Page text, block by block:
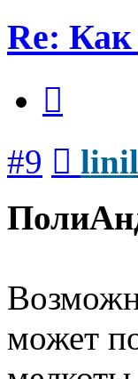
Re: Как
#9 linil
может